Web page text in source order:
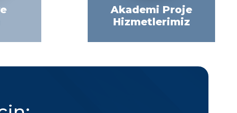
Akademi Proje
Hizmetlerimiz